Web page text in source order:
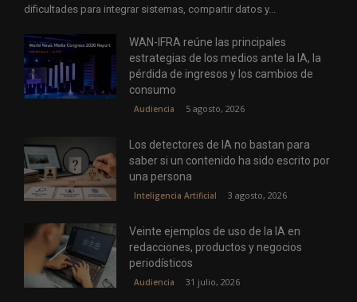
dificultades para integrar sistemas, compartir datos y...
WAN-IFRA reúne las principales
estrategias de los medios ante la IA, la
pérdida de ingresos y los cambios de
consumo
Audiencia 5 agosto, 2026
Los detectores de IA no bastan para
saber si un contenido ha sido escrito por
una persona
Inteligencia Artificial 3 agosto, 2026
Veinte ejemplos de uso de la IA en
redacciones, productos y negocios
periodísticos
Audiencia 31 julio, 2026